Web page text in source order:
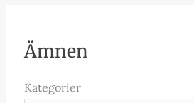
Ämnen
Kategorier